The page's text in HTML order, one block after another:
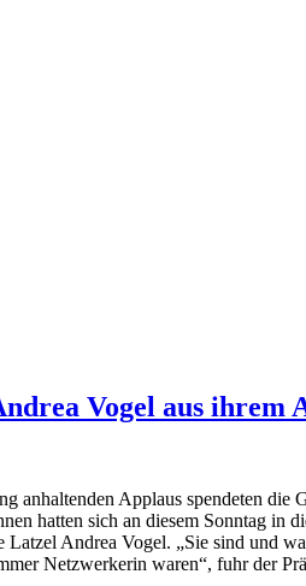
Vogel aus ihrem
anhaltenden Applaus spendeten
hatten sich an diesem Sonntag
Latzel Andrea Vogel. „Sie sind
Netzwerkerin waren“, fuhr der